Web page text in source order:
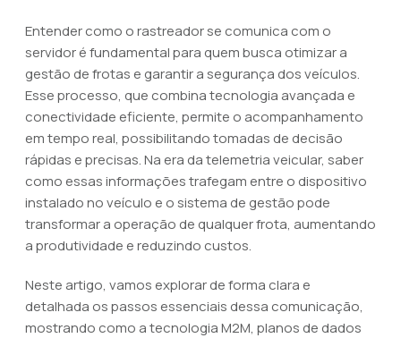
Entender como o rastreador se comunica com o
servidor é fundamental para quem busca otimizar a
gestão de frotas e garantir a segurança dos veículos.
Esse processo, que combina tecnologia avançada e
conectividade eficiente, permite o acompanhamento
em tempo real, possibilitando tomadas de decisão
rápidas e precisas. Na era da telemetria veicular, saber
como essas informações trafegam entre o dispositivo
instalado no veículo e o sistema de gestão pode
transformar a operação de qualquer frota, aumentando
a produtividade e reduzindo custos.
Neste artigo, vamos explorar de forma clara e
detalhada os passos essenciais dessa comunicação,
mostrando como a tecnologia M2M, planos de dados